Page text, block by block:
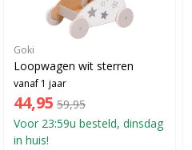
Goki
Loopwagen wit sterren
vanaf 1 jaar
44,95 59,95
Voor 23:59u besteld, dinsdag
in huis!